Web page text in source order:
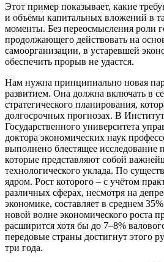
Этот пример показывает, какие
и объёмы капитальных вложений в
моменты. Без переосмысления роли
продолжающего действовать на
самоорганизации, в устаревшей
обеспечить прорыв не удастся.
Нам нужна принципиально новая
развитием. Она должна включать в
стратегического планирования,
долгосрочных прогнозах. В
Государственного университета
доктора экономических наук
выполнено блестящее исследование
которые представляют собой
технологического уклада. По
ядром. Рост которого – с учётом
различных сферах, несмотря на
экономике, составляет в среднем
новой волне экономического роста
расширится хотя бы до 7–8%
передовые страны достигнут этого
три года.